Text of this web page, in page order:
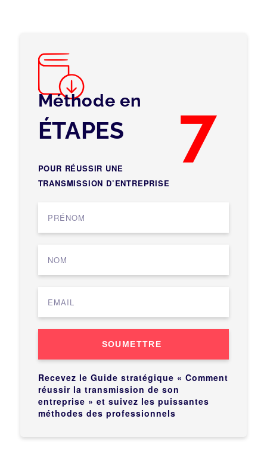
Méthode en 7
ÉTAPES
POUR RÉUSSIR UNE
TRANSMISSION D’ENTREPRISE
SOUMETTRE
Recevez le Guide stratégique « Comment
réussir la transmission de son
entreprise » et suivez les puissantes
méthodes des professionnels